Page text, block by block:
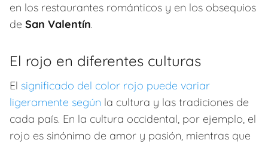
en los restaurantes románticos y en los obsequios
de San Valentín.
El rojo en diferentes culturas
El significado del color rojo puede variar
ligeramente según la cultura y las tradiciones de
cada país. En la cultura occidental, por ejemplo, el
rojo es sinónimo de amor y pasión, mientras que